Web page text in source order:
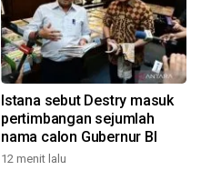
Istana sebut Destry masuk
pertimbangan sejumlah
nama calon Gubernur BI
12 menit lalu